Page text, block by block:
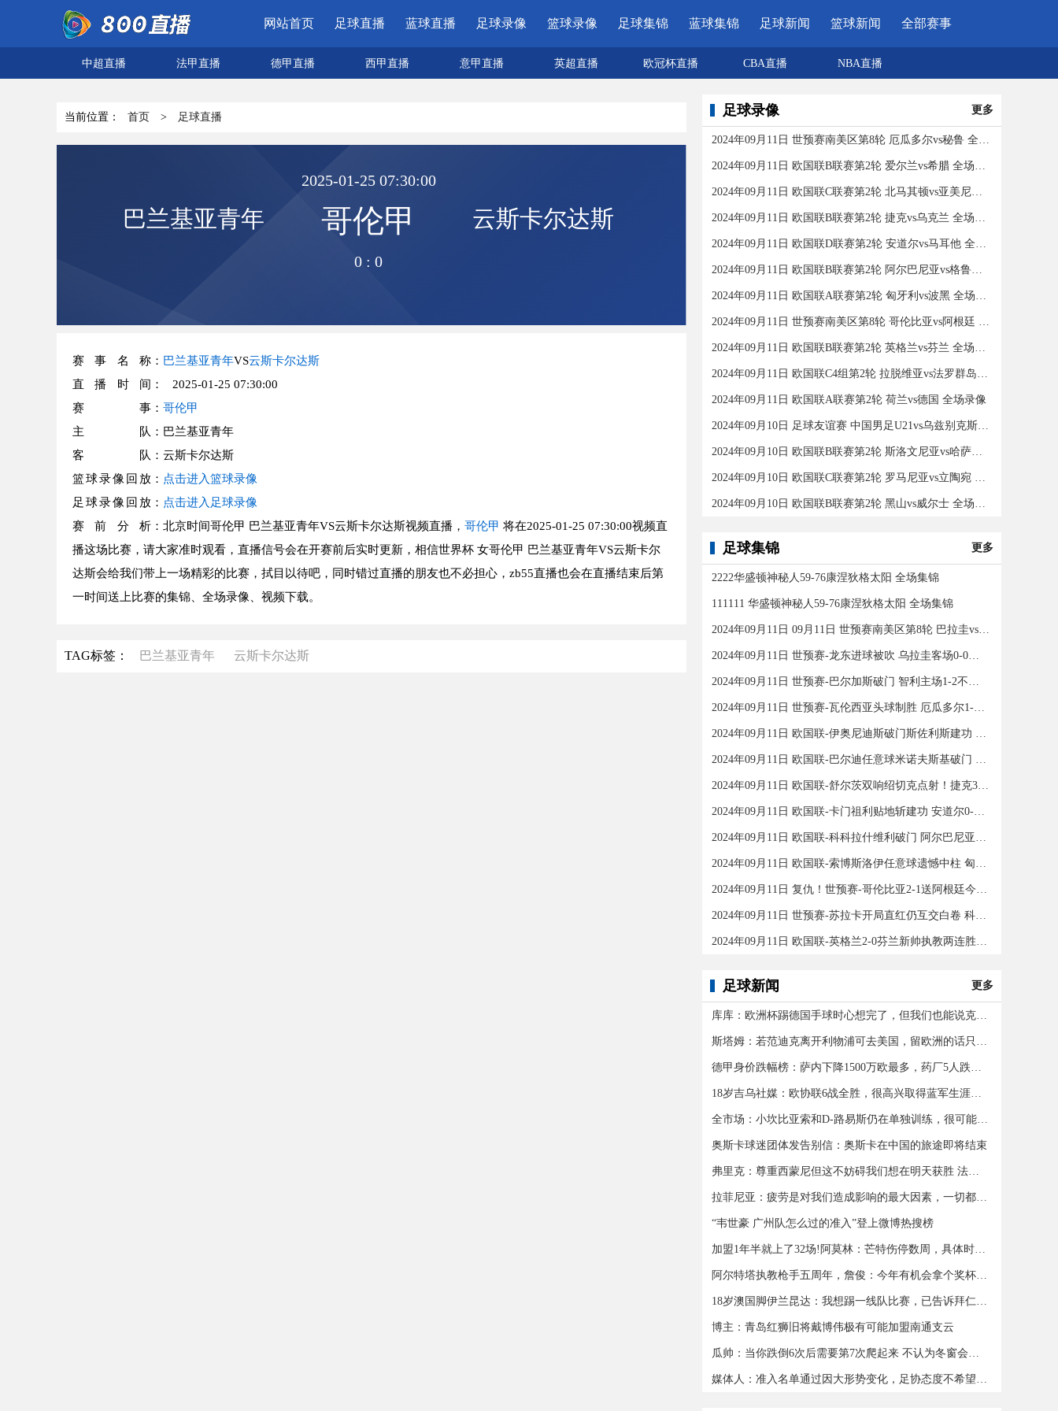
网站首页 足球直播 蓝球直播 足球录像 篮球录像 足球集锦 蓝球集锦 足球新闻 篮球新闻 全部赛事
中超直播 法甲直播 德甲直播 西甲直播 意甲直播 英超直播 欧冠杯直播 CBA直播 NBA直播
当前位置： 首页 > 足球直播
巴兰基亚青年
2025-01-25 07:30:00
哥伦甲
0 : 0
云斯卡尔达斯
赛事名称 ： 巴兰基亚青年VS云斯卡尔达斯
直播时间 ： 2025-01-25 07:30:00
赛事 ： 哥伦甲
主队 ：巴兰基亚青年
客队 ：云斯卡尔达斯
篮球录像回放 ： 点击进入篮球录像
足球录像回放 ： 点击进入足球录像
赛前分析 ：北京时间哥伦甲 巴兰基亚青年VS云斯卡尔达斯视频直播， 哥伦甲 将在2025-01-25 07:30:00视频直
播这场比赛，请大家准时观看，直播信号会在开赛前后实时更新，相信世界杯 女哥伦甲 巴兰基亚青年VS云斯卡尔
达斯会给我们带上一场精彩的比赛，拭目以待吧，同时错过直播的朋友也不必担心，zb55直播也会在直播结束后第
一时间送上比赛的集锦、全场录像、视频下载。
TAG标签： 巴兰基亚青年 云斯卡尔达斯
足球录像 更多
2024年09月11日 世预赛南美区第8轮 厄瓜多尔vs秘鲁 全场录像
2024年09月11日 欧国联B联赛第2轮 爱尔兰vs希腊 全场录像
2024年09月11日 欧国联C联赛第2轮 北马其顿vs亚美尼亚 全场录像
2024年09月11日 欧国联B联赛第2轮 捷克vs乌克兰 全场录像
2024年09月11日 欧国联D联赛第2轮 安道尔vs马耳他 全场录像
2024年09月11日 欧国联B联赛第2轮 阿尔巴尼亚vs格鲁吉亚 全场录像
2024年09月11日 欧国联A联赛第2轮 匈牙利vs波黑 全场录像
2024年09月11日 世预赛南美区第8轮 哥伦比亚vs阿根廷 全场录像
2024年09月11日 欧国联B联赛第2轮 英格兰vs芬兰 全场录像
2024年09月11日 欧国联C4组第2轮 拉脱维亚vs法罗群岛 全场录像
2024年09月11日 欧国联A联赛第2轮 荷兰vs德国 全场录像
2024年09月10日 足球友谊赛 中国男足U21vs乌兹别克斯坦U21 全场录像
2024年09月10日 欧国联B联赛第2轮 斯洛文尼亚vs哈萨克斯坦 全场录像
2024年09月10日 欧国联C联赛第2轮 罗马尼亚vs立陶宛 全场录像
2024年09月10日 欧国联B联赛第2轮 黑山vs威尔士 全场录像
足球集锦 更多
2222华盛顿神秘人59-76康涅狄格太阳 全场集锦
111111 华盛顿神秘人59-76康涅狄格太阳 全场集锦
2024年09月11日 09月11日 世预赛南美区第8轮 巴拉圭vs巴西 进球
2024年09月11日 世预赛-龙东进球被吹 乌拉圭客场0-0闷平委内瑞拉
2024年09月11日 世预赛-巴尔加斯破门 智利主场1-2不敌玻利维亚
2024年09月11日 世预赛-瓦伦西亚头球制胜 厄瓜多尔1-0秘鲁
2024年09月11日 欧国联-伊奥尼迪斯破门斯佐利斯建功 爱尔兰0-2希腊
2024年09月11日 欧国联-巴尔迪任意球米诺夫斯基破门 十人北马其顿2-0亚美尼亚
2024年09月11日 欧国联-舒尔茨双响绍切克点射！捷克3-2险胜乌克兰
2024年09月11日 欧国联-卡门祖利贴地斩建功 安道尔0-1马耳他
2024年09月11日 欧国联-科科拉什维利破门 阿尔巴尼亚0-1格鲁吉亚
2024年09月11日 欧国联-索博斯洛伊任意球遗憾中柱 匈牙利0-0战平波黑
2024年09月11日 复仇！世预赛-哥伦比亚2-1送阿根廷今年首败 J罗传射奥塔门迪送点
2024年09月11日 世预赛-苏拉卡开局直红仍互交白卷 科威特0-0伊拉克
2024年09月11日 欧国联-英格兰2-0芬兰新帅执教两连胜 凯恩百场里程碑双响
足球新闻 更多
库库：欧洲杯踢德国手球时心想完了，但我们也能说克罗斯应被罚下
斯塔姆：若范迪克离开利物浦可去美国，留欧洲的话只有皇马可行
德甲身价跌幅榜：萨内下降1500万欧最多，药厂5人跌幅超500万欧
18岁吉乌社媒：欧协联6战全胜，很高兴取得蓝军生涯首个帽子戏法
全市场：小坎比亚索和D-路易斯仍在单独训练，很可能缺战蒙扎
奥斯卡球迷团体发告别信：奥斯卡在中国的旅途即将结束
弗里克：尊重西蒙尼但这不妨碍我们想在明天获胜 法蒂可以出战
拉菲尼亚：疲劳是对我们造成影响的最大因素，一切都会过去
“韦世豪 广州队怎么过的准入”登上微博热搜榜
加盟1年半就上了32场!阿莫林：芒特伤停数周，具体时间我也不知道
阿尔特塔执教枪手五周年，詹俊：今年有机会拿个奖杯么 ​​​
18岁澳国脚伊兰昆达：我想踢一线队比赛，已告诉拜仁希望被外租
博主：青岛红狮旧将戴博伟极有可能加盟南通支云
瓜帅：当你跌倒6次后需要第7次爬起来 不认为冬窗会有人离队
媒体人：准入名单通过因大形势变化，足协态度不希望球队解散